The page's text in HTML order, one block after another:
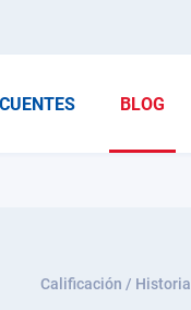
BLOG
Calificación / Historia